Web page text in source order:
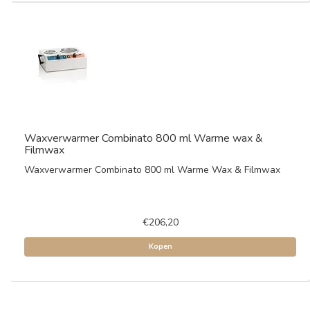
Waxverwarmer Combinato 800 ml Warme wax &
Filmwax
Waxverwarmer Combinato 800 ml Warme Wax & Filmwax
€206,20
Kopen